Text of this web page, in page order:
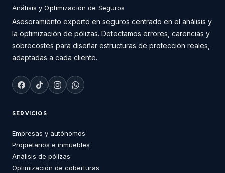
Análisis y Optimización de Seguros
Asesoramiento experto en seguros centrado en el análisis y
la optimización de pólizas. Detectamos errores, carencias y
sobrecostes para diseñar estructuras de protección reales,
adaptadas a cada cliente.
SERVICIOS
Empresas y autónomos
Propietarios e inmuebles
Análisis de pólizas
Optimización de coberturas